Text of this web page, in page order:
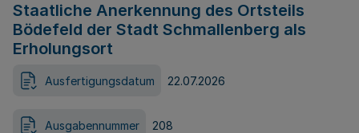
Staatliche Anerkennung des Ortsteils
Bödefeld der Stadt Schmallenberg als
Erholungsort
Ausfertigungsdatum 22.07.2026
Ausgabennummer 208